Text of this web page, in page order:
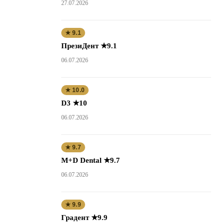
27.07.2026
★ 9.1
ПрезиДент ★9.1
06.07.2026
★ 10.0
D3 ★10
06.07.2026
★ 9.7
M+D Dental ★9.7
06.07.2026
★ 9.9
Градент ★9.9